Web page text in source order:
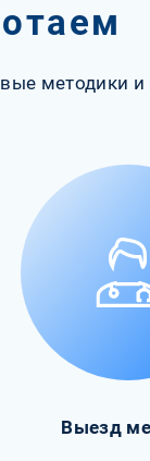
методики
Выезд